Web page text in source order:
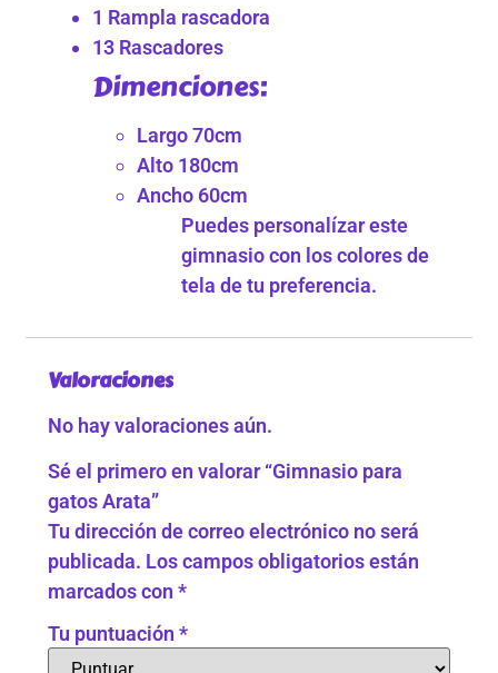
1 Rampla rascadora
13 Rascadores
Dimenciones:
Largo 70cm
Alto 180cm
Ancho 60cm
Puedes personalízar este
gimnasio con los colores de
tela de tu preferencia.
Valoraciones
No hay valoraciones aún.
Sé el primero en valorar “Gimnasio para
gatos Arata”
Tu dirección de correo electrónico no será
publicada. Los campos obligatorios están
marcados con*
Tu puntuación*